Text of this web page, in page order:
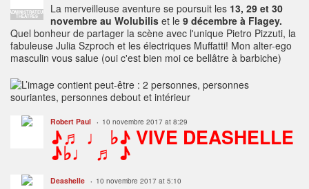
ADMINISTRATEUR
THÉÂTRES
La merveilleuse aventure se poursuit les 13, 29 et 30
novembre au Wolubilis et le 9 décembre à Flagey.
Quel bonheur de partager la scène avec l'unique Pietro Pizzuti, la
fabuleuse Julia Szproch et les électriques Muffatti! Mon alter-ego
masculin vous salue (oui c'est bien moi ce bellâtre à barbiche)
Robert Paul 10 novembre 2017 at 8:29
♪♬ ♩ ♭♪ VIVE DEASHELLE
♪♭♩ ♬ ♪
Deashelle 10 novembre 2017 at 5:10